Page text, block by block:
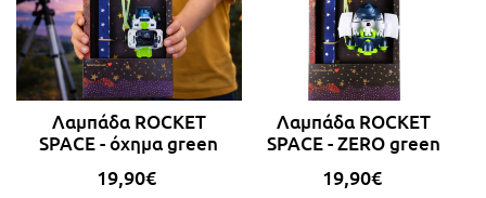
Λαμπάδα ROCKET
SPACE - όχημα green
19,90€
Λαμπάδα ROCKET
SPACE - ZERO green
19,90€